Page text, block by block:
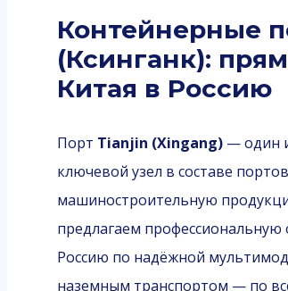
Контейнерные
(Ксинганк):
Китая в Россию
Порт Tianjin (Xingang) — один
ключевой узел в составе
машиностроительную
предлагаем
Россию по надёжной
наземным транспортом — по